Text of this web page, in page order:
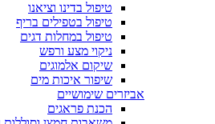
טיפול בדינו וציאנו
טיפול בטפילים בריף
טיפול במחלות דגים
ניקוי מצע ורפש
שיקום אלמוגים
שיפור איכות מים
אביזרים שימושיים
הכנת פראגים